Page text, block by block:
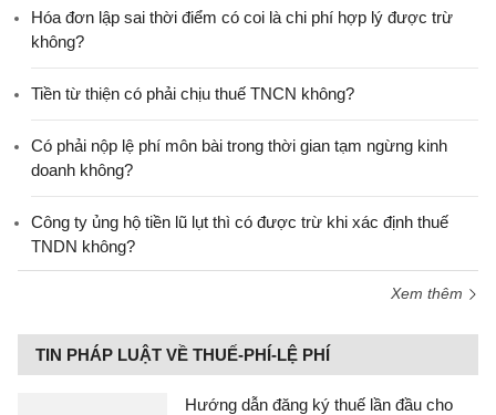
Hóa đơn lập sai thời điểm có coi là chi phí hợp lý được trừ
không?
Tiền từ thiện có phải chịu thuế TNCN không?
Có phải nộp lệ phí môn bài trong thời gian tạm ngừng kinh
doanh không?
Công ty ủng hộ tiền lũ lụt thì có được trừ khi xác định thuế
TNDN không?
Xem thêm
TIN PHÁP LUẬT VỀ THUẾ-PHÍ-LỆ PHÍ
Hướng dẫn đăng ký thuế lần đầu cho